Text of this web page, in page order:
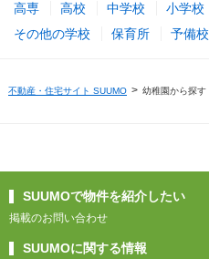
高専 高校 中学校 小学校
その他の学校
保育所 予備校
不動産・住宅サイト SUUMO 幼稚園から探す
SUUMOで物件を紹介したい
掲載のお問い合わせ
SUUMOに関する情報